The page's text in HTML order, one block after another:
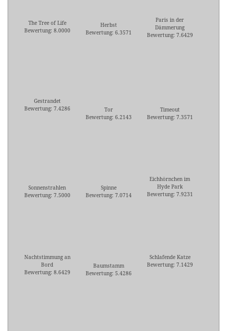
The Tree of Life
Bewertung: 8.0000
Herbst
Bewertung: 6.3571
Paris in der
Dämmerung
Bewertung: 7.6429
Gestrandet
Bewertung: 7.4286
Tor
Bewertung: 6.2143
Timeout
Bewertung: 7.3571
Sonnenstrahlen
Bewertung: 7.5000
Spinne
Bewertung: 7.0714
Eichhörnchen im
Hyde Park
Bewertung: 7.9231
Nachtstimmung an
Bord
Bewertung: 8.6429
Baumstamm
Bewertung: 5.4286
Schlafende Katze
Bewertung: 7.1429